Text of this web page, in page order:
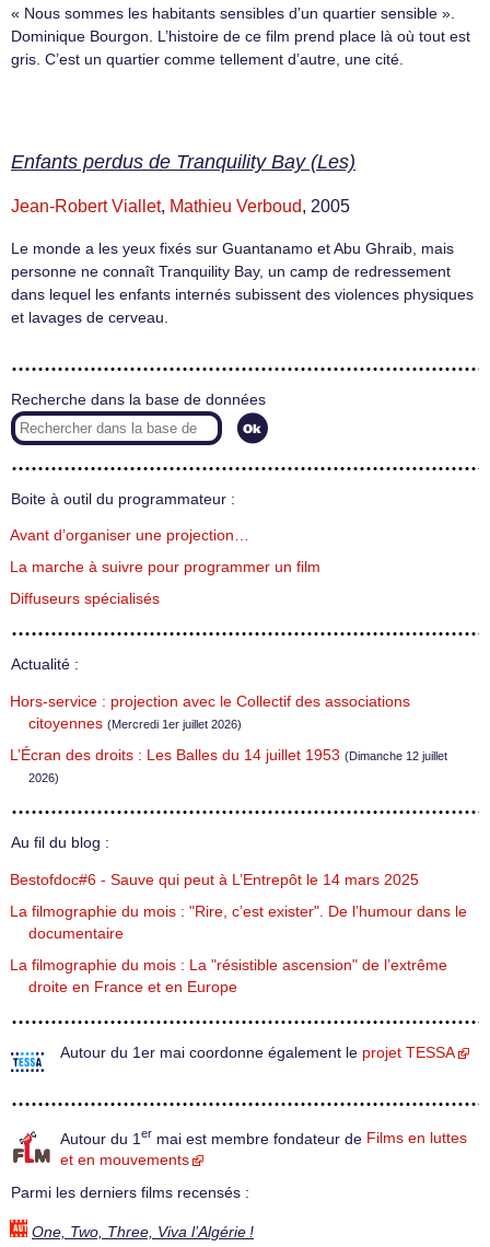
« Nous sommes les habitants sensibles d’un quartier sensible ».
Dominique Bourgon. L’histoire de ce film prend place là où tout est
gris. C’est un quartier comme tellement d’autre, une cité.
Enfants perdus de Tranquility Bay (Les)
Jean-Robert Viallet, Mathieu Verboud, 2005
Le monde a les yeux fixés sur Guantanamo et Abu Ghraib, mais
personne ne connaît Tranquility Bay, un camp de redressement
dans lequel les enfants internés subissent des violences physiques
et lavages de cerveau.
Recherche dans la base de données
Boite à outil du programmateur :
Avant d’organiser une projection…
La marche à suivre pour programmer un film
Diffuseurs spécialisés
Actualité :
Hors-service : projection avec le Collectif des associations
citoyennes (Mercredi 1er juillet 2026)
L’Écran des droits : Les Balles du 14 juillet 1953 (Dimanche 12 juillet
2026)
Au fil du blog :
Bestofdoc#6 - Sauve qui peut à L’Entrepôt le 14 mars 2025
La filmographie du mois : "Rire, c’est exister". De l’humour dans le
documentaire
La filmographie du mois : La "résistible ascension" de l’extrême
droite en France et en Europe
Autour du 1er mai coordonne également le projet TESSA
Autour du 1 er mai est membre fondateur de Films en luttes
et en mouvements
Parmi les derniers films recensés :
One, Two, Three, Viva l’Algérie !